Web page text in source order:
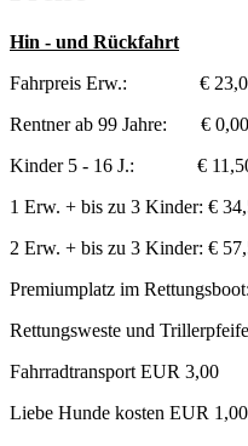
Hin - und Rückfahrt
Fahrpreis Erw.: €
Rentner ab 99 Jahre: € 0,00
Kinder 5 - 16 J.: €
1 Erw. + bis zu 3 Kinder: €
2 Erw. + bis zu 3 Kinder: €
Premiumplatz im
Rettungsweste und Trillerpfeife
Fahrradtransport EUR 3,00
Liebe Hunde kosten EUR